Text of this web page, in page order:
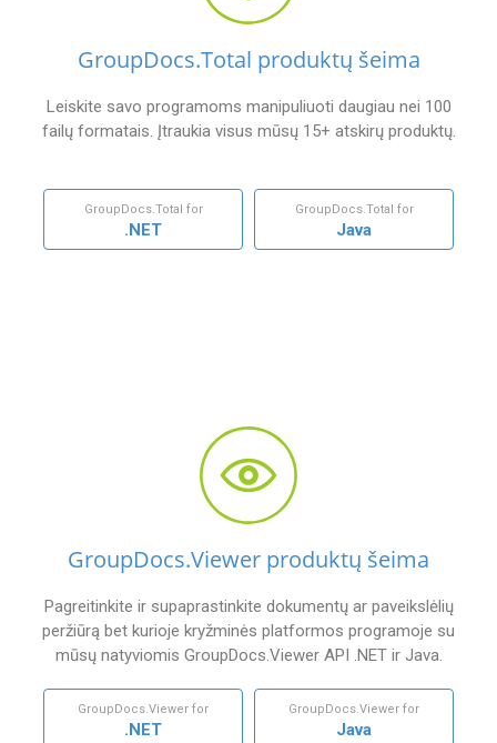
GroupDocs.Total produktų šeima
Leiskite savo programoms manipuliuoti daugiau nei 100
failų formatais. Įtraukia visus mūsų 15+ atskirų produktų.
GroupDocs.Total for
.NET
GroupDocs.Total for
Java
GroupDocs.Viewer produktų šeima
Pagreitinkite ir supaprastinkite dokumentų ar paveikslėlių
peržiūrą bet kurioje kryžminės platformos programoje su
mūsų natyviomis GroupDocs.Viewer API .NET ir Java.
GroupDocs.Viewer for
.NET
GroupDocs.Viewer for
Java